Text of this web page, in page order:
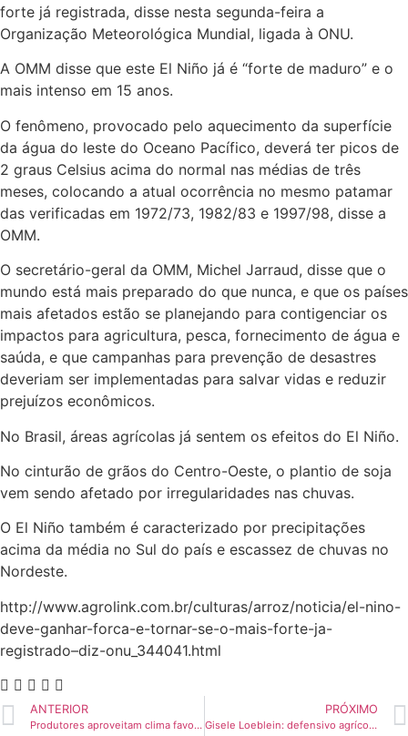
forte já registrada, disse nesta segunda-feira a
Organização Meteorológica Mundial, ligada à ONU.
A OMM disse que este El Niño já é “forte de maduro” e o
mais intenso em 15 anos.
O fenômeno, provocado pelo aquecimento da superfície
da água do leste do Oceano Pacífico, deverá ter picos de
2 graus Celsius acima do normal nas médias de três
meses, colocando a atual ocorrência no mesmo patamar
das verificadas em 1972/73, 1982/83 e 1997/98, disse a
OMM.
O secretário-geral da OMM, Michel Jarraud, disse que o
mundo está mais preparado do que nunca, e que os países
mais afetados estão se planejando para contigenciar os
impactos para agricultura, pesca, fornecimento de água e
saúda, e que campanhas para prevenção de desastres
deveriam ser implementadas para salvar vidas e reduzir
prejuízos econômicos.
No Brasil, áreas agrícolas já sentem os efeitos do El Niño.
No cinturão de grãos do Centro-Oeste, o plantio de soja
vem sendo afetado por irregularidades nas chuvas.
O El Niño também é caracterizado por precipitações
acima da média no Sul do país e escassez de chuvas no
Nordeste.
http://www.agrolink.com.br/culturas/arroz/noticia/el-nino-
deve-ganhar-forca-e-tornar-se-o-mais-forte-ja-
registrado–diz-onu_344041.html
ANTERIOR
Produtores aproveitam clima favorável e plantam à noite
PRÓXIMO
Gisele Loeblein: defensivo agrícola no divã da Anvisa